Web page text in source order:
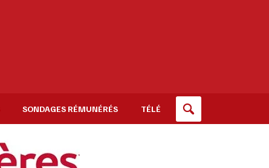
SONDAGES RÉMUNÉRÉS TÉLÉ